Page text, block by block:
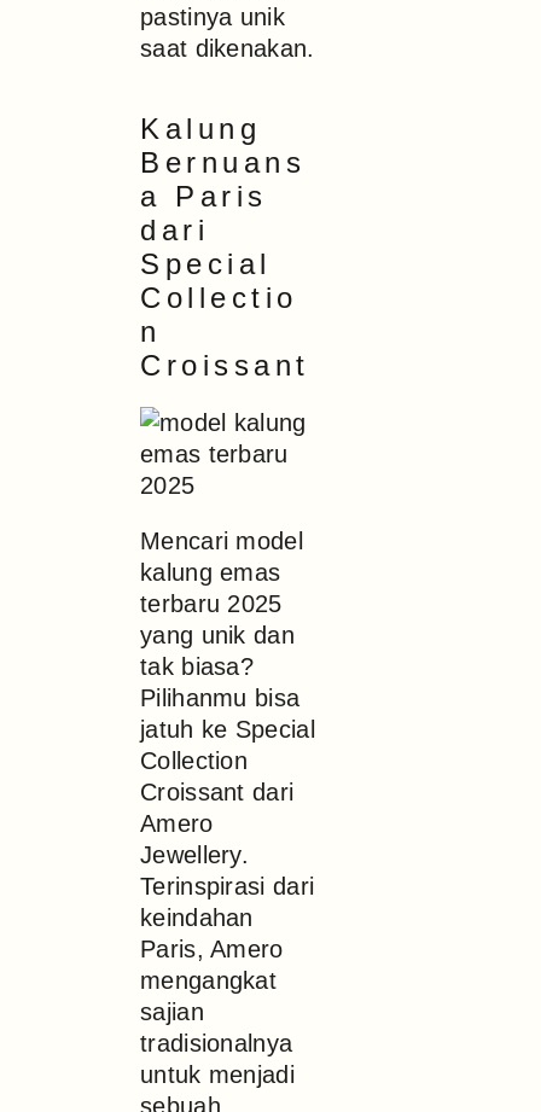
pastinya unik
saat dikenakan.
Kalung
Bernuans
a Paris
dari
Special
Collectio
n
Croissant
Mencari model
kalung emas
terbaru 2025
yang unik dan
tak biasa?
Pilihanmu bisa
jatuh ke Special
Collection
Croissant dari
Amero
Jewellery.
Terinspirasi dari
keindahan
Paris, Amero
mengangkat
sajian
tradisionalnya
untuk menjadi
sebuah